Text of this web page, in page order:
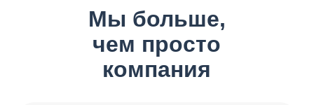
Мы больше,
чем просто
компания